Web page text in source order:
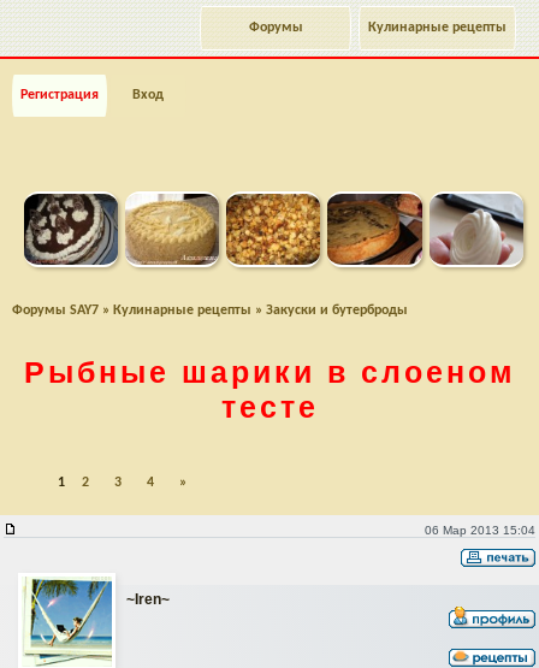
Кулинарные рецепты
Форумы
Регистрация Вход
Форумы SAY7 » Кулинарные рецепты » Закуски и бутерброды
Рыбные шарики в слоеном
тесте
1 2 3 4 »
06 Мар 2013 15:04
~Iren~